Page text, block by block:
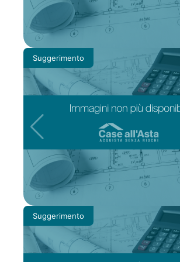
Suggerimento
Suggerimento